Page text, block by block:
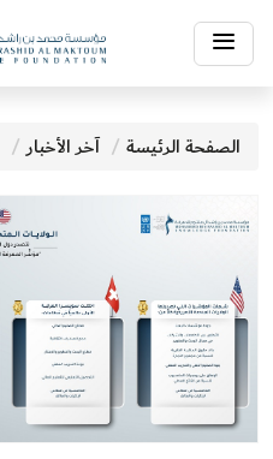
Toggle
navigation
الصفحة الرئيسة آخر الأخبار